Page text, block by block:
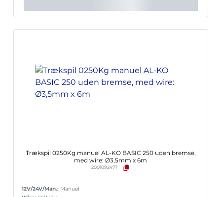
Trækspil 0250Kg manuel AL-KO BASIC 250 uden bremse,
med wire: Ø3,5mm x 6m
2001092477
12V/24V/Man.: Manuel